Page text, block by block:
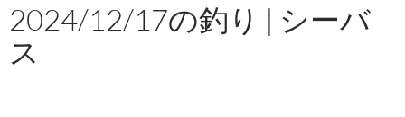
2024/12/17の釣り | シーバ
ス